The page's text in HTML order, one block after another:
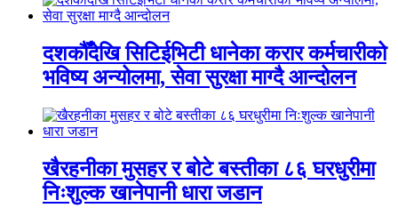
दशकौँदेखि सिटिईभिटी धानेका करार कर्मचारीको
भविष्य अन्योलमा, सेवा सुरक्षा माग्दै आन्दोलन
खैरहनीका मुसहर र बोटे बस्तीका ८६ घरधुरीमा
निःशुल्क खानेपानी धारा जडान